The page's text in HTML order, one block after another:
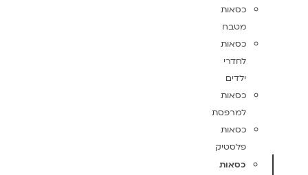
כסאות
מטבח
כסאות
לחדרי
ילדים
כסאות
למרפסת
כסאות
פלסטיק
כסאות